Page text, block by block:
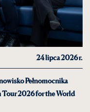
24 lipca 2026 r.
Pełnomocnika
Tour 2026 for the World